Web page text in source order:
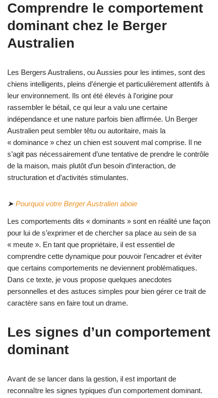
Comprendre le comportement
dominant chez le Berger
Australien
Les Bergers Australiens, ou Aussies pour les intimes, sont des
chiens intelligents, pleins d’énergie et particulièrement attentifs à
leur environnement. Ils ont été élevés à l’origine pour
rassembler le bétail, ce qui leur a valu une certaine
indépendance et une nature parfois bien affirmée. Un Berger
Australien peut sembler têtu ou autoritaire, mais la
« dominance » chez un chien est souvent mal comprise. Il ne
s’agit pas nécessairement d’une tentative de prendre le contrôle
de la maison, mais plutôt d’un besoin d’interaction, de
structuration et d’activités stimulantes.
➤ Pourquoi votre Berger Australien aboie
Les comportements dits « dominants » sont en réalité une façon
pour lui de s’exprimer et de chercher sa place au sein de sa
« meute ». En tant que propriétaire, il est essentiel de
comprendre cette dynamique pour pouvoir l’encadrer et éviter
que certains comportements ne deviennent problématiques.
Dans ce texte, je vous propose quelques anecdotes
personnelles et des astuces simples pour bien gérer ce trait de
caractère sans en faire tout un drame.
Les signes d’un comportement
dominant
Avant de se lancer dans la gestion, il est important de
reconnaître les signes typiques d’un comportement dominant.